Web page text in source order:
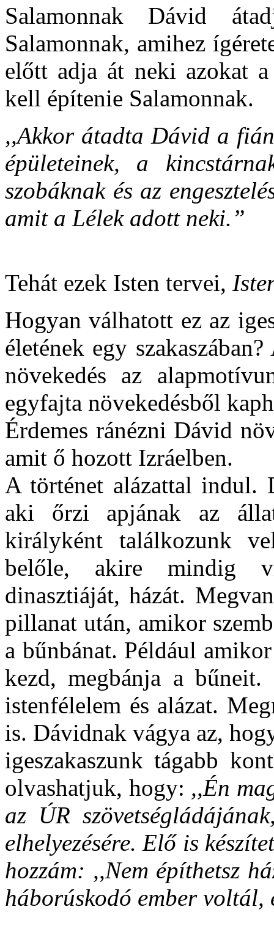
Salamonnak Dávid
Salamonnak, amihez
előtt adja át neki azokat
kell építenie Salamonnak.
,,Akkor átadta Dávid a
épületeinek, a
szobáknak és az
amit a Lélek adott neki.”
Tehát ezek Isten tervei,
Hogyan válhatott ez az
életének egy
növekedés az
egyfajta növekedésből
Érdemes ránézni Dávid
amit ő hozott Izráelben.
A történet alázattal indul.
aki őrzi apjának az
királyként találkozunk
belőle, akire mindig
dinasztiáját, házát.
pillanat után, amikor
a bűnbánat. Például
kezd, megbánja a
istenfélelem és alázat.
is. Dávidnak vágya az,
igeszakaszunk tágabb
olvashatjuk, hogy: ,,Én
az ÚR
elhelyezésére. Elő is
hozzám: ,,Nem építhetsz
háborúskodó ember voltál,